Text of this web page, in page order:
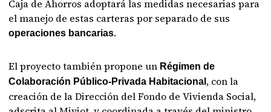
Caja de Ahorros adoptará las medidas necesarias para
el manejo de estas carteras por separado de sus
operaciones bancarias.
El proyecto también propone un Régimen de
Colaboración Público-Privada Habitacional , con la
creación de la Dirección del Fondo de Vivienda Social,